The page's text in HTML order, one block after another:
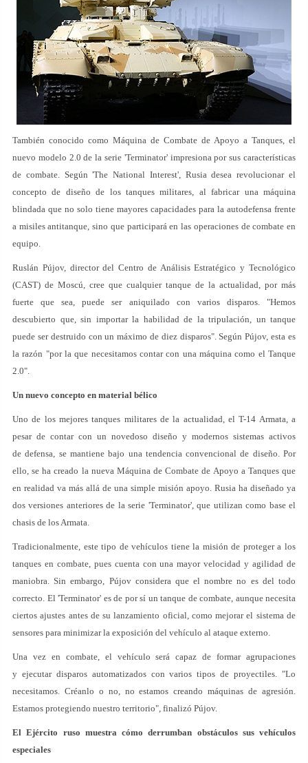
También conocido como Máquina de Combate de Apoyo a Tanques, el
nuevo modelo 2.0 de la serie 'Terminator' impresiona por sus características
de combate. Según 'The National Interest', Rusia desea revolucionar el
concepto de diseño de los tanques militares, al fabricar una máquina
blindada que no solo tiene mayores capacidades para la autodefensa frente
a misiles antitanque, sino que participará en las operaciones de combate en
equipo.
Ruslán Pújov, director del Centro de Análisis Estratégico y Tecnológico
(CAST) de Moscú, cree que cualquier tanque de la actualidad, por más
fuerte que sea, puede ser aniquilado con varios disparos. "Hemos
descubierto que, sin importar la habilidad de la tripulación, un tanque
puede ser destruido con un máximo de diez disparos". Según Pújov, esta es
la razón "por la que necesitamos contar con una máquina como el Tanque
2.0".
Un nuevo concepto en material bélico
Uno de los mejores tanques militares de la actualidad, el T-14 Armata, a
pesar de contar con un novedoso diseño y modernos sistemas activos
de defensa, se mantiene bajo una tendencia convencional de diseño. Por
ello, se ha creado la nueva Máquina de Combate de Apoyo a Tanques que
en realidad va más allá de una simple misión apoyo. Rusia ha diseñado ya
dos versiones anteriores de la serie 'Terminator', que utilizan como base el
chasis de los Armata.
Tradicionalmente, este tipo de vehículos tiene la misión de proteger a los
tanques en combate, pues cuenta con una mayor velocidad y agilidad de
maniobra. Sin embargo, Pújov considera que el nombre no es del todo
correcto. El 'Terminator' es de por sí un tanque de combate, aunque necesita
ciertos ajustes antes de su lanzamiento oficial, como mejorar el sistema de
sensores para minimizar la exposición del vehículo al ataque externo.
Una vez en combate, el vehículo será capaz de formar agrupaciones
y ejecutar disparos automatizados con varios tipos de proyectiles. "Lo
necesitamos. Créanlo o no, no estamos creando máquinas de agresión.
Estamos protegiendo nuestro territorio", finalizó Pújov.
El Ejército ruso muestra cómo derrumban obstáculos sus vehículos
especiales